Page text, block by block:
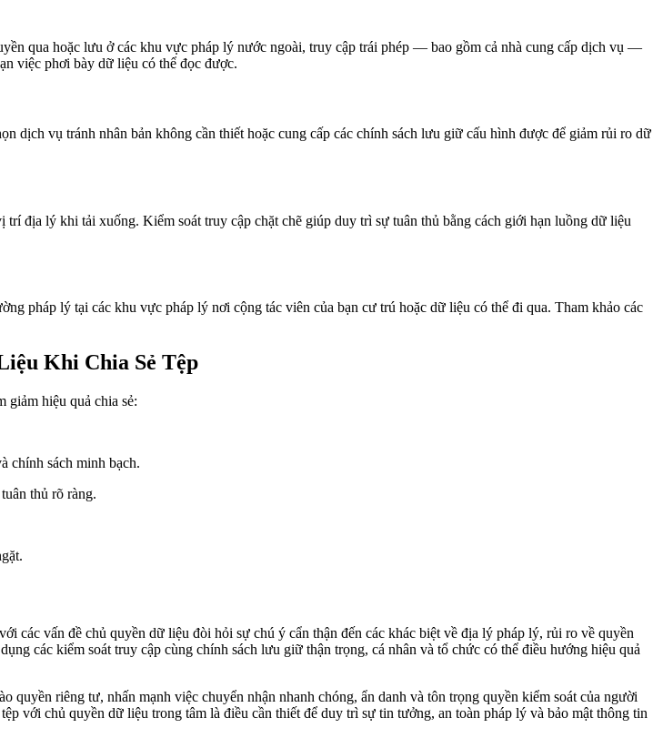
qua hoặc lưu ở các khu vực pháp lý nước ngoài, truy cập trái phép — bao gồm cả nhà cung cấp dịch vụ —
việc phơi bày dữ liệu có thể đọc được.
dịch vụ tránh nhân bản không cần thiết hoặc cung cấp các chính sách lưu giữ cấu hình được để giảm rủi ro dữ
địa lý khi tải xuống. Kiểm soát truy cập chặt chẽ giúp duy trì sự tuân thủ bằng cách giới hạn luồng dữ liệu
pháp lý tại các khu vực pháp lý nơi cộng tác viên của bạn cư trú hoặc dữ liệu có thể đi qua. Tham khảo các
Khi Chia Sẻ Tệp
giảm hiệu quả chia sẻ:
chính sách minh bạch.
thủ rõ ràng.
các vấn đề chủ quyền dữ liệu đòi hỏi sự chú ý cẩn thận đến các khác biệt về địa lý pháp lý, rủi ro về quyền
các kiểm soát truy cập cùng chính sách lưu giữ thận trọng, cá nhân và tổ chức có thể điều hướng hiệu quả
riêng tư, nhấn mạnh việc chuyển nhận nhanh chóng, ẩn danh và tôn trọng quyền kiểm soát của người
với chủ quyền dữ liệu trong tâm là điều cần thiết để duy trì sự tin tưởng, an toàn pháp lý và bảo mật thông tin